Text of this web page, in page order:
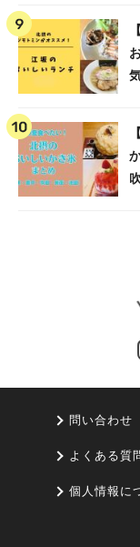
問い合わせ
よくある質
個人情報に